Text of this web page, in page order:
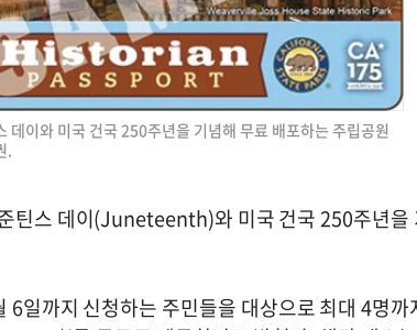
데이와 미국 건국 250주년을 기념해 무료 배포하는 주립공원
.
틴스 데이(Juneteenth)와 미국 건국 250주년을
6일까지 신청하는 주민들을 대상으로 최대 4명